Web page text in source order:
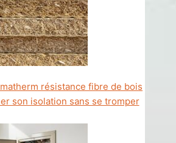
résistance fibre de bois
son isolation sans se tromper